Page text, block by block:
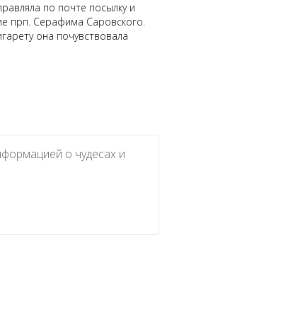
по почте посылку и
прп. Серафима Саровского.
она почувствовала
о чудесах и